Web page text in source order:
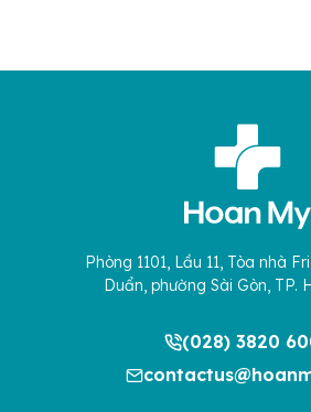
Phòng 1101, Lầu 11, Tòa nhà
Duẩn, phường Sài Gòn, TP.
(028) 3820